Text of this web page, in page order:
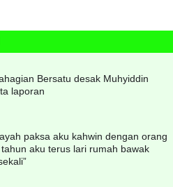
Bersatu desak Muhyiddin
laporan
paksa aku kahwin dengan orang
aku terus lari rumah bawak